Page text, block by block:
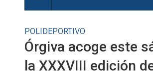
POLIDEPORTIVO
Órgiva acoge este
la XXXVIII edición